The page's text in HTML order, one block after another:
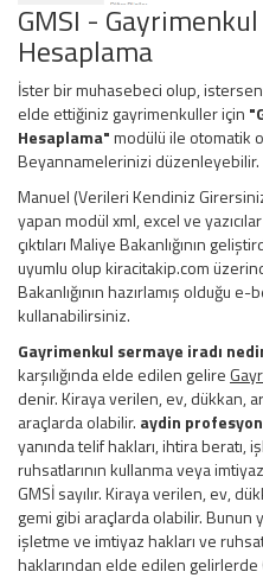
GMSI -
Hesaplama
İster bir muhasebeci olup,
elde ettiğiniz gayrimenkuller için
Hesaplama"modülü ile otomatik
Beyannamelerinizi düzenleyebilir.
Manuel (Verileri Kendiniz
yapan modül xml, excel ve
çıktıları Maliye Bakanlığının
uyumlu olup kiracitakip.com
Bakanlığının hazırlamış olduğu
kullanabilirsiniz.
Gayrimenkul sermaye iradı
karşılığında elde edilen gelire
denir. Kiraya verilen, ev, dükkan,
araçlarda olabilir. aydin
yanında telif hakları, ihtira beratı,
ruhsatlarının kullanma veya
GMSİ sayılır. Kiraya verilen, ev,
gemi gibi araçlarda olabilir. Bunun
işletme ve imtiyaz hakları ve
haklarından elde edilen gelirlerde